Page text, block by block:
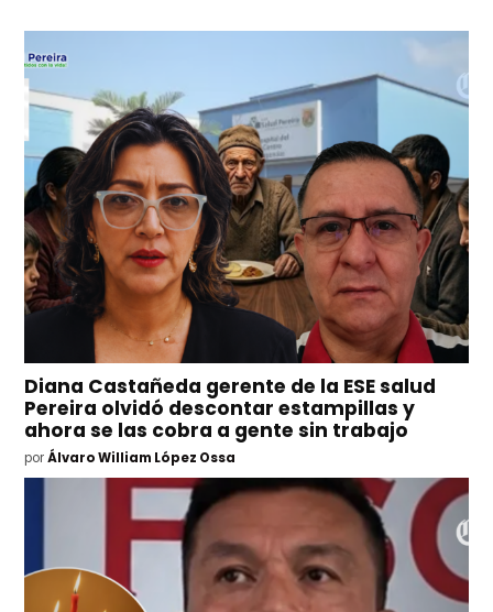
Diana Castañeda gerente de la ESE salud
Pereira olvidó descontar estampillas y
ahora se las cobra a gente sin trabajo
por Álvaro William López Ossa